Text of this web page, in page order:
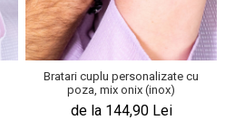
Bratari cuplu personalizate cu
poza, mix onix (inox)
de la 144,90 Lei